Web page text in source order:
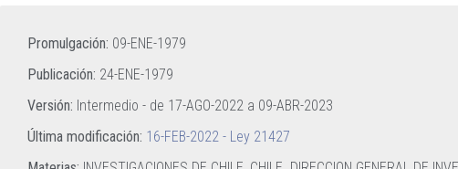
Promulgación: 09-ENE-1979
Publicación: 24-ENE-1979
Versión: Intermedio - de 17-AGO-2022 a 09-ABR-2023
Última modificación: 16-FEB-2022 - Ley 21427